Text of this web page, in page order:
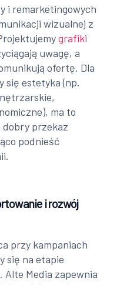
i remarketingowych
wizualnej z
grafiki
uwagę, a
ofertę. Dla
się estetyka (np.
ma to
dobry przekaz
podnieść
i rozwój
przy kampaniach
się na etapie
Alte Media zapewnia